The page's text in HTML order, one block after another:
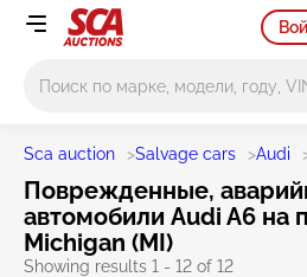
Sca auction >Salvage cars >Audi
Поврежденные,
автомобили Audi A6 на
Michigan (MI)
Showing results 1 - 12 of 12